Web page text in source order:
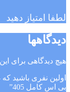
لطفا امتیاز دهید
دیدگاهها
هیچ دیدگاهی برای
اولین نفری باشید
بی اس کامل 405”